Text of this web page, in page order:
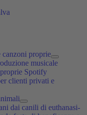
canzoni proprie
musicale
Spotify
clienti privati e
dai canili di euthanasi-